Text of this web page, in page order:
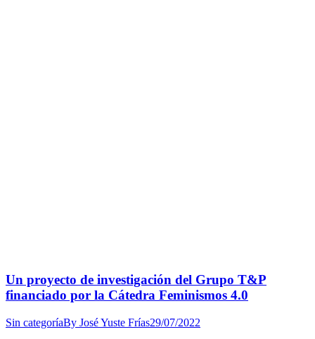
Un proyecto de investigación del Grupo T&P
financiado por la Cátedra Feminismos 4.0
Sin categoríaBy José Yuste Frías29/07/2022